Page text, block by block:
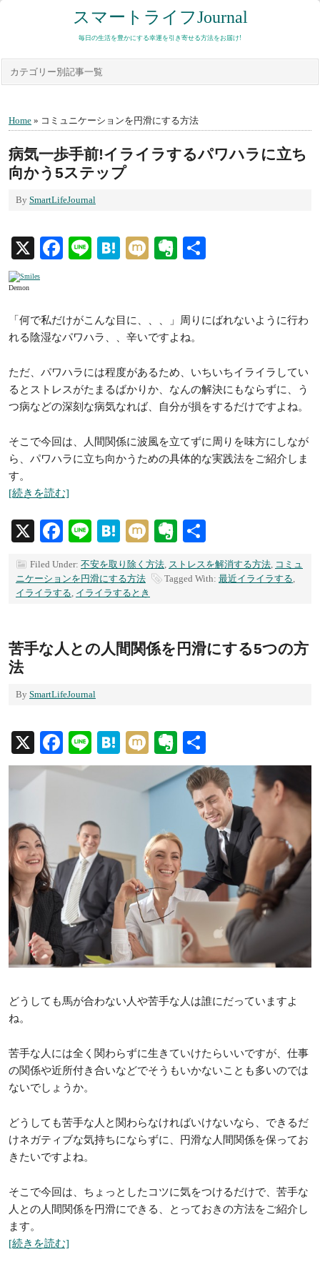
スマートライフJournal
毎日の生活を豊かにする幸運を引き寄せる方法をお届け!
カテゴリー別記事一覧
Home » コミュニケーションを円滑にする方法
病気一歩手前!イライラするパワハラに立ち
向かう5ステップ
By SmartLifeJournal
X Facebook
LineHatenaMixiEvernote
Demon
「何で私だけがこんな目に、、、」周りにばれないように行わ
れる陰湿なパワハラ、、辛いですよね。
ただ、パワハラには程度があるため、いちいちイライラしてい
るとストレスがたまるばかりか、なんの解決にもならずに、う
つ病などの深刻な病気なれば、自分が損をするだけですよね。
そこで今回は、人間関係に波風を立てずに周りを味方にしなが
ら、パワハラに立ち向かうための具体的な実践法をご紹介しま
す。
[続きを読む]
X Facebook
LineHatenaMixiEvernote
有
Filed Under: 不安を取り除く方法, ストレスを解消する方法, コミュ
ニケーションを円滑にする方法
Tagged With: 最近イライラする,
イライラする, イライラするとき
苦手な人との人間関係を円滑にする5つの方
法
By SmartLifeJournal
X Facebook
LineHatenaMixiEvernote
有
どうしても馬が合わない人や苦手な人は誰にだっていますよ
ね。
苦手な人には全く関わらずに生きていけたらいいですが、仕事
の関係や近所付き合いなどでそうもいかないことも多いのでは
ないでしょうか。
どうしても苦手な人と関わらなければいけないなら、できるだ
けネガティブな気持ちにならずに、円滑な人間関係を保ってお
きたいですよね。
そこで今回は、ちょっとしたコツに気をつけるだけで、苦手な
人との人間関係を円滑にできる、とっておきの方法をご紹介し
ます。
[続きを読む]